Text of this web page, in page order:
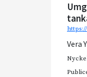
https://
Vera